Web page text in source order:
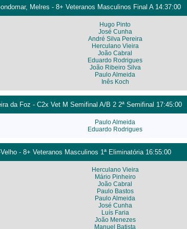
Melres - 8+ Veteranos Masculinos Final A 14:37:00
Hugo Pinto
José Cunha
André Silva Pereira
Herculano Vieira
João Cabral
Eduardo Rodrigues
João Ribeiro Silva
Paulo Almeida
Inês Koch
da Foz - C2x Vet M Semifinal A/B 2 2ª Semifinal 17:45:00
Paulo Almeida
Eduardo Rodrigues
- 8+ Veteranos Masculinos 1ª Eliminatória 16:55:00
Herculano Vieira
Mário Pinheiro
João Cabral
Paulo Bastos
Paulo Almeida
José Cunha
Luís Faria
João Menezes
Manuel Batista